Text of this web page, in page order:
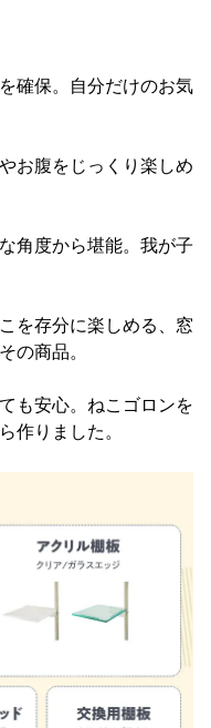
確保。自分だけのお気
お腹をじっくり楽しめ
角度から堪能。我が子
を存分に楽しめる、窓
の商品。
も安心。ねこゴロンを
作りました。